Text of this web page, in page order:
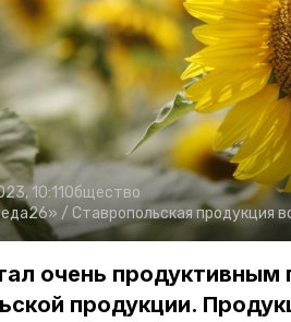
10:11Общество
/ Ставропольская продукция
очень продуктивным
продукции.